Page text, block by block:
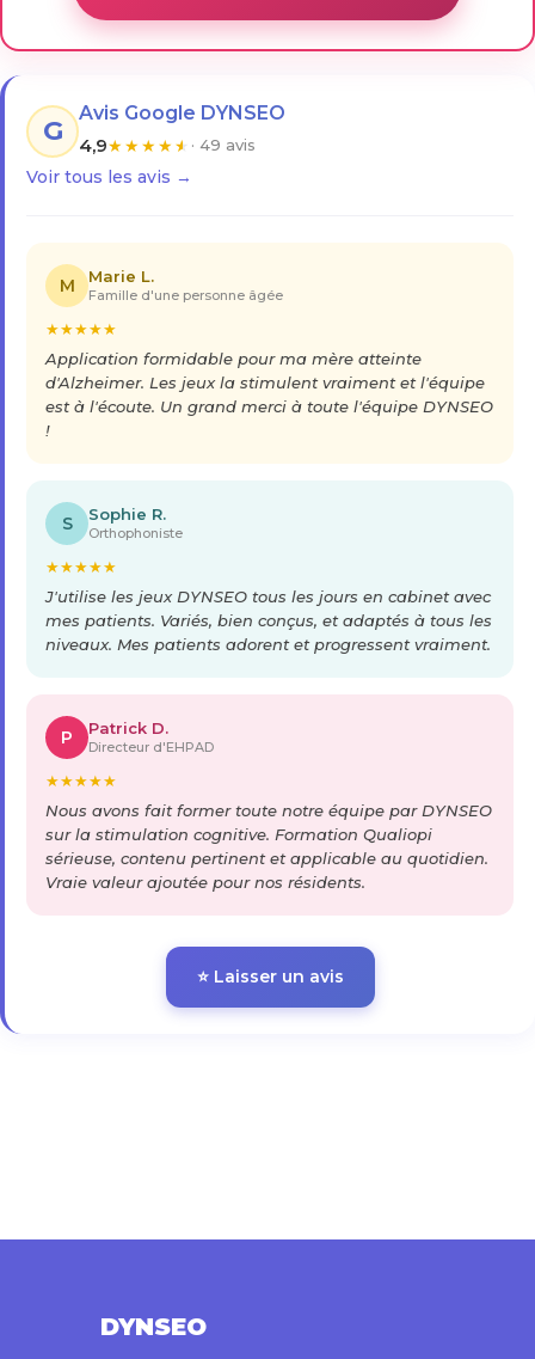
G
Avis Google DYNSEO
4,9★★★★★ · 49 avis
Voir tous les avis →
M Marie L.
Famille d'une personne âgée
★★★★★
Application formidable pour ma mère atteinte
d'Alzheimer. Les jeux la stimulent vraiment et l'équipe
est à l'écoute. Un grand merci à toute l'équipe DYNSEO
!
S Sophie R.
Orthophoniste
★★★★★
J'utilise les jeux DYNSEO tous les jours en cabinet avec
mes patients. Variés, bien conçus, et adaptés à tous les
niveaux. Mes patients adorent et progressent vraiment.
P Patrick D.
Directeur d'EHPAD
★★★★★
Nous avons fait former toute notre équipe par DYNSEO
sur la stimulation cognitive. Formation Qualiopi
sérieuse, contenu pertinent et applicable au quotidien.
Vraie valeur ajoutée pour nos résidents.
⭐ Laisser un avis
DYNSEO